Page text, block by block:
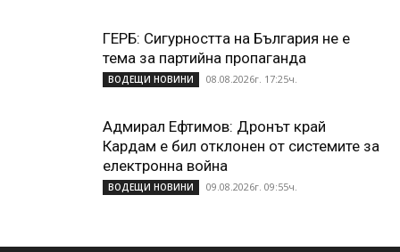
ГЕРБ: Сигурността на България не е
тема за партийна пропаганда
ВОДЕЩИ НОВИНИ 08.08.2026г. 17:25ч.
Адмирал Ефтимов: Дронът край
Кардам е бил отклонен от системите за
електронна война
ВОДЕЩИ НОВИНИ 09.08.2026г. 09:55ч.